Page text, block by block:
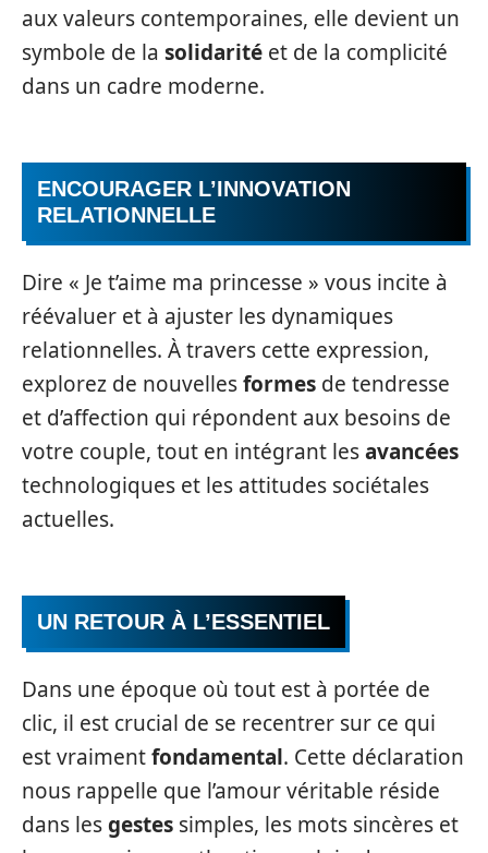
aux valeurs contemporaines, elle devient un
symbole de la solidarité et de la complicité
dans un cadre moderne.
ENCOURAGER L’INNOVATION
RELATIONNELLE
Dire « Je t’aime ma princesse » vous incite à
réévaluer et à ajuster les dynamiques
relationnelles. À travers cette expression,
explorez de nouvellesformes de tendresse
et d’affection qui répondent aux besoins de
votre couple, tout en intégrant lesavancées
technologiques et les attitudes sociétales
actuelles.
UN RETOUR À L’ESSENTIEL
Dans une époque où tout est à portée de
clic, il est crucial de se recentrer sur ce qui
est vraimentfondamental. Cette déclaration
nous rappelle que l’amour véritable réside
dans lesgestes simples, les mots sincères et